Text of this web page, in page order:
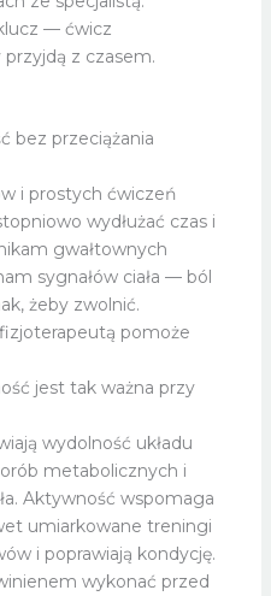
— ćwicz
z czasem.
bez przeciążania
i prostych ćwiczeń
wydłużać czas i
gwałtownych
sygnałów ciała — ból
żeby zwolnić.
pomoże
jest tak ważna przy
wydolność układu
metabolicznych i
Aktywność wspomaga
umiarkowane treningi
i poprawiają kondycję.
wykonać przed